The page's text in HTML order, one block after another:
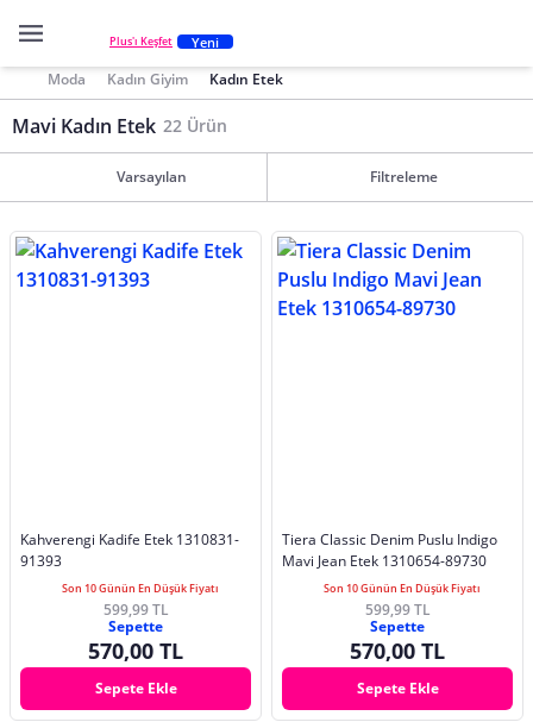
Plus'ı Keşfet Yeni
Moda Kadın Giyim Kadın Etek
Mavi Kadın Etek 22 Ürün
Varsayılan Filtreleme
Kahverengi Kadife Etek 1310831-
91393
Son 10 Günün En Düşük Fiyatı
599,99 TL
Sepette
570,00 TL
Sepete Ekle
Tiera Classic Denim Puslu Indigo
Mavi Jean Etek 1310654-89730
Son 10 Günün En Düşük Fiyatı
599,99 TL
Sepette
570,00 TL
Sepete Ekle